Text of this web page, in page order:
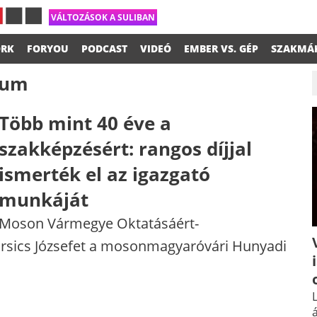
VÁLTOZÁSOK A SULIBAN
FORYOU PODCAST VIDEÓ EMBER VS. GÉP
mint 40 éve a
rangos díjjal
el az igazgató
Vármegye Oktatásáért-
Józsefet a mosonmagyaróvári Hunyadi